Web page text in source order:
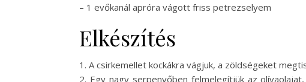
– 1 evőkanál apróra vágott friss petrezselyem
Elkészítés
1. A csirkemellet kockákra vágjuk, a zöldségeket
2. Egy nagy serpenyőben felmelegítjük az